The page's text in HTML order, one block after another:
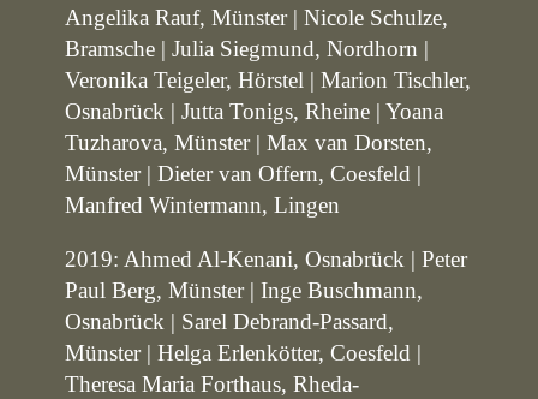
Angelika Rauf, Münster | Nicole Schulze,
Bramsche | Julia Siegmund, Nordhorn |
Veronika Teigeler, Hörstel | Marion Tischler,
Osnabrück | Jutta Tonigs, Rheine | Yoana
Tuzharova, Münster | Max van Dorsten,
Münster | Dieter van Offern, Coesfeld |
Manfred Wintermann, Lingen
2019: Ahmed Al-Kenani, Osnabrück | Peter
Paul Berg, Münster | Inge Buschmann,
Osnabrück | Sarel Debrand-Passard,
Münster | Helga Erlenkötter, Coesfeld |
Theresa Maria Forthaus, Rheda-